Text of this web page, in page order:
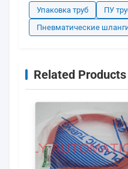
Упаковка труб
ПУ
Пневматические
Related Products